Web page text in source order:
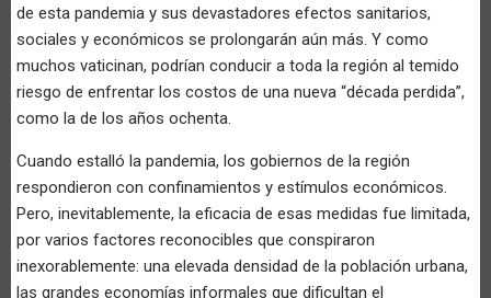
de esta pandemia y sus devastadores efectos sanitarios,
sociales y económicos se prolongarán aún más. Y como
muchos vaticinan, podrían conducir a toda la región al temido
riesgo de enfrentar los costos de una nueva “década perdida”,
como la de los años ochenta.
Cuando estalló la pandemia, los gobiernos de la región
respondieron con confinamientos y estímulos económicos.
Pero, inevitablemente, la eficacia de esas medidas fue limitada,
por varios factores reconocibles que conspiraron
inexorablemente: una elevada densidad de la población urbana,
las grandes economías informales que dificultan el